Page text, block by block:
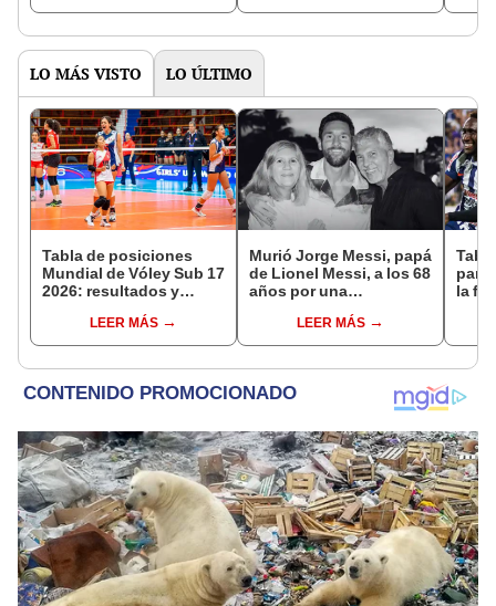
LO MÁS VISTO LO ÚLTIMO
Tabla de posiciones
Mundial de Vóley Sub 17
2026: resultados y
de gruposLEER MÁS
Murió Jorge Messi, papá
de Lionel Messi, a los 68
años por una
LEER MÁS
la